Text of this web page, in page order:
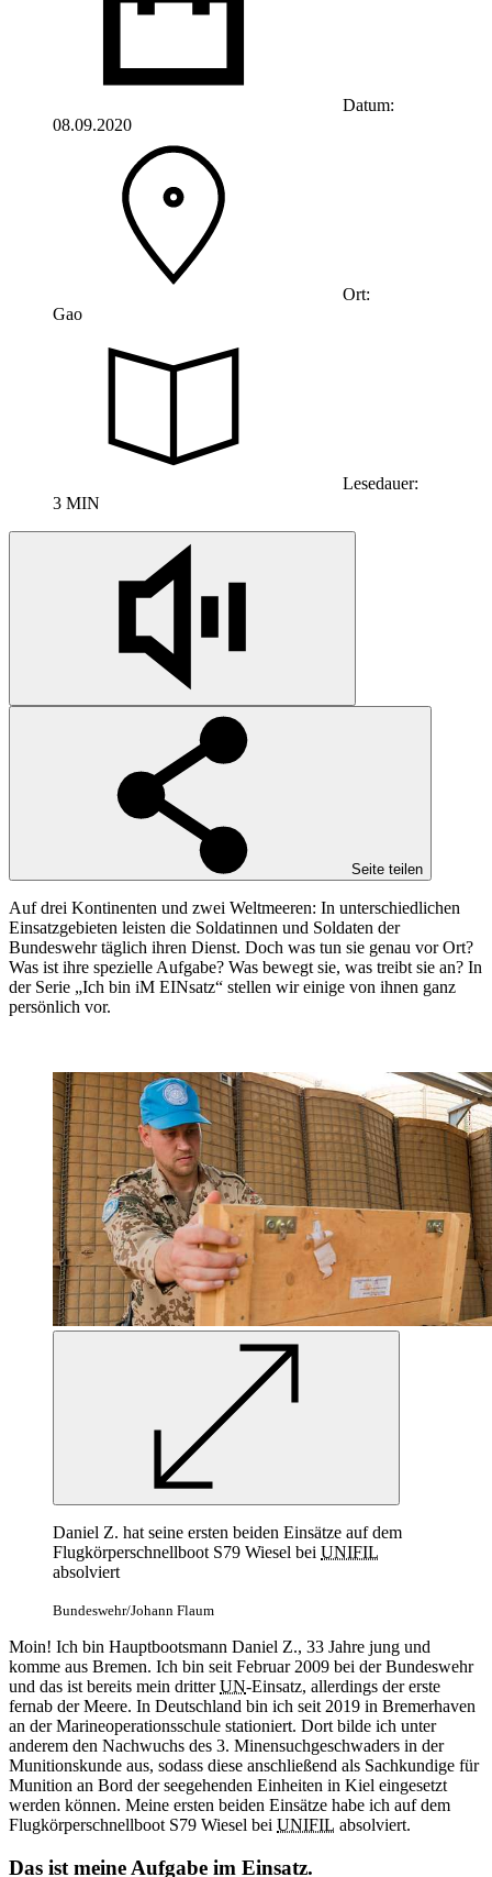
Datum:
08.09.2020
Ort:
Gao
Lesedauer:
3 MIN
Seite teilen
Auf drei Kontinenten und zwei Weltmeeren: In unterschiedlichen
Einsatzgebieten leisten die Soldatinnen und Soldaten der
Bundeswehr täglich ihren Dienst. Doch was tun sie genau vor Ort?
Was ist ihre spezielle Aufgabe? Was bewegt sie, was treibt sie an? In
der Serie „Ich bin iM EINsatz“ stellen wir einige von ihnen ganz
persönlich vor.
Daniel Z. hat seine ersten beiden Einsätze auf dem
Flugkörperschnellboot S79 Wiesel bei UNIFIL
absolviert
Bundeswehr/Johann Flaum
Moin! Ich bin Hauptbootsmann Daniel Z., 33 Jahre jung und
komme aus Bremen. Ich bin seit Februar 2009 bei der Bundeswehr
und das ist bereits mein dritterUN-Einsatz, allerdings der erste
fernab der Meere. In Deutschland bin ich seit 2019 in Bremerhaven
an der Marineoperationsschule stationiert. Dort bilde ich unter
anderem den Nachwuchs des 3. Minensuchgeschwaders in der
Munitionskunde aus, sodass diese anschließend als Sachkundige für
Munition an Bord der seegehenden Einheiten in Kiel eingesetzt
werden können. Meine ersten beiden Einsätze habe ich auf dem
Flugkörperschnellboot S79 Wiesel bei UNIFIL absolviert.
Das ist meine Aufgabe im Einsatz.